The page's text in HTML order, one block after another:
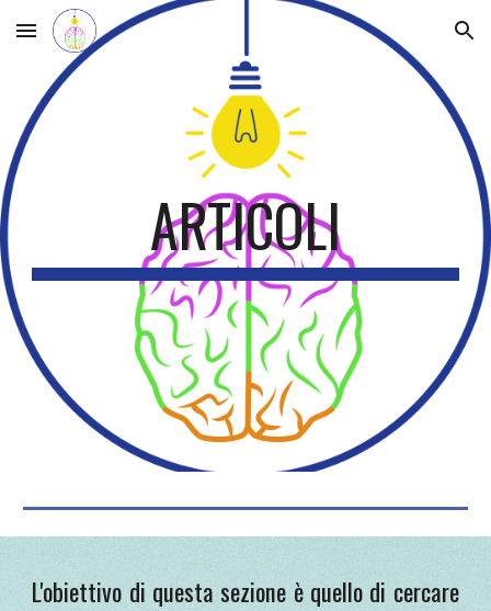
Skip to main content Skip to navigation
ARTICOLI
L'obiettivo di questa sezione è quello di cercare